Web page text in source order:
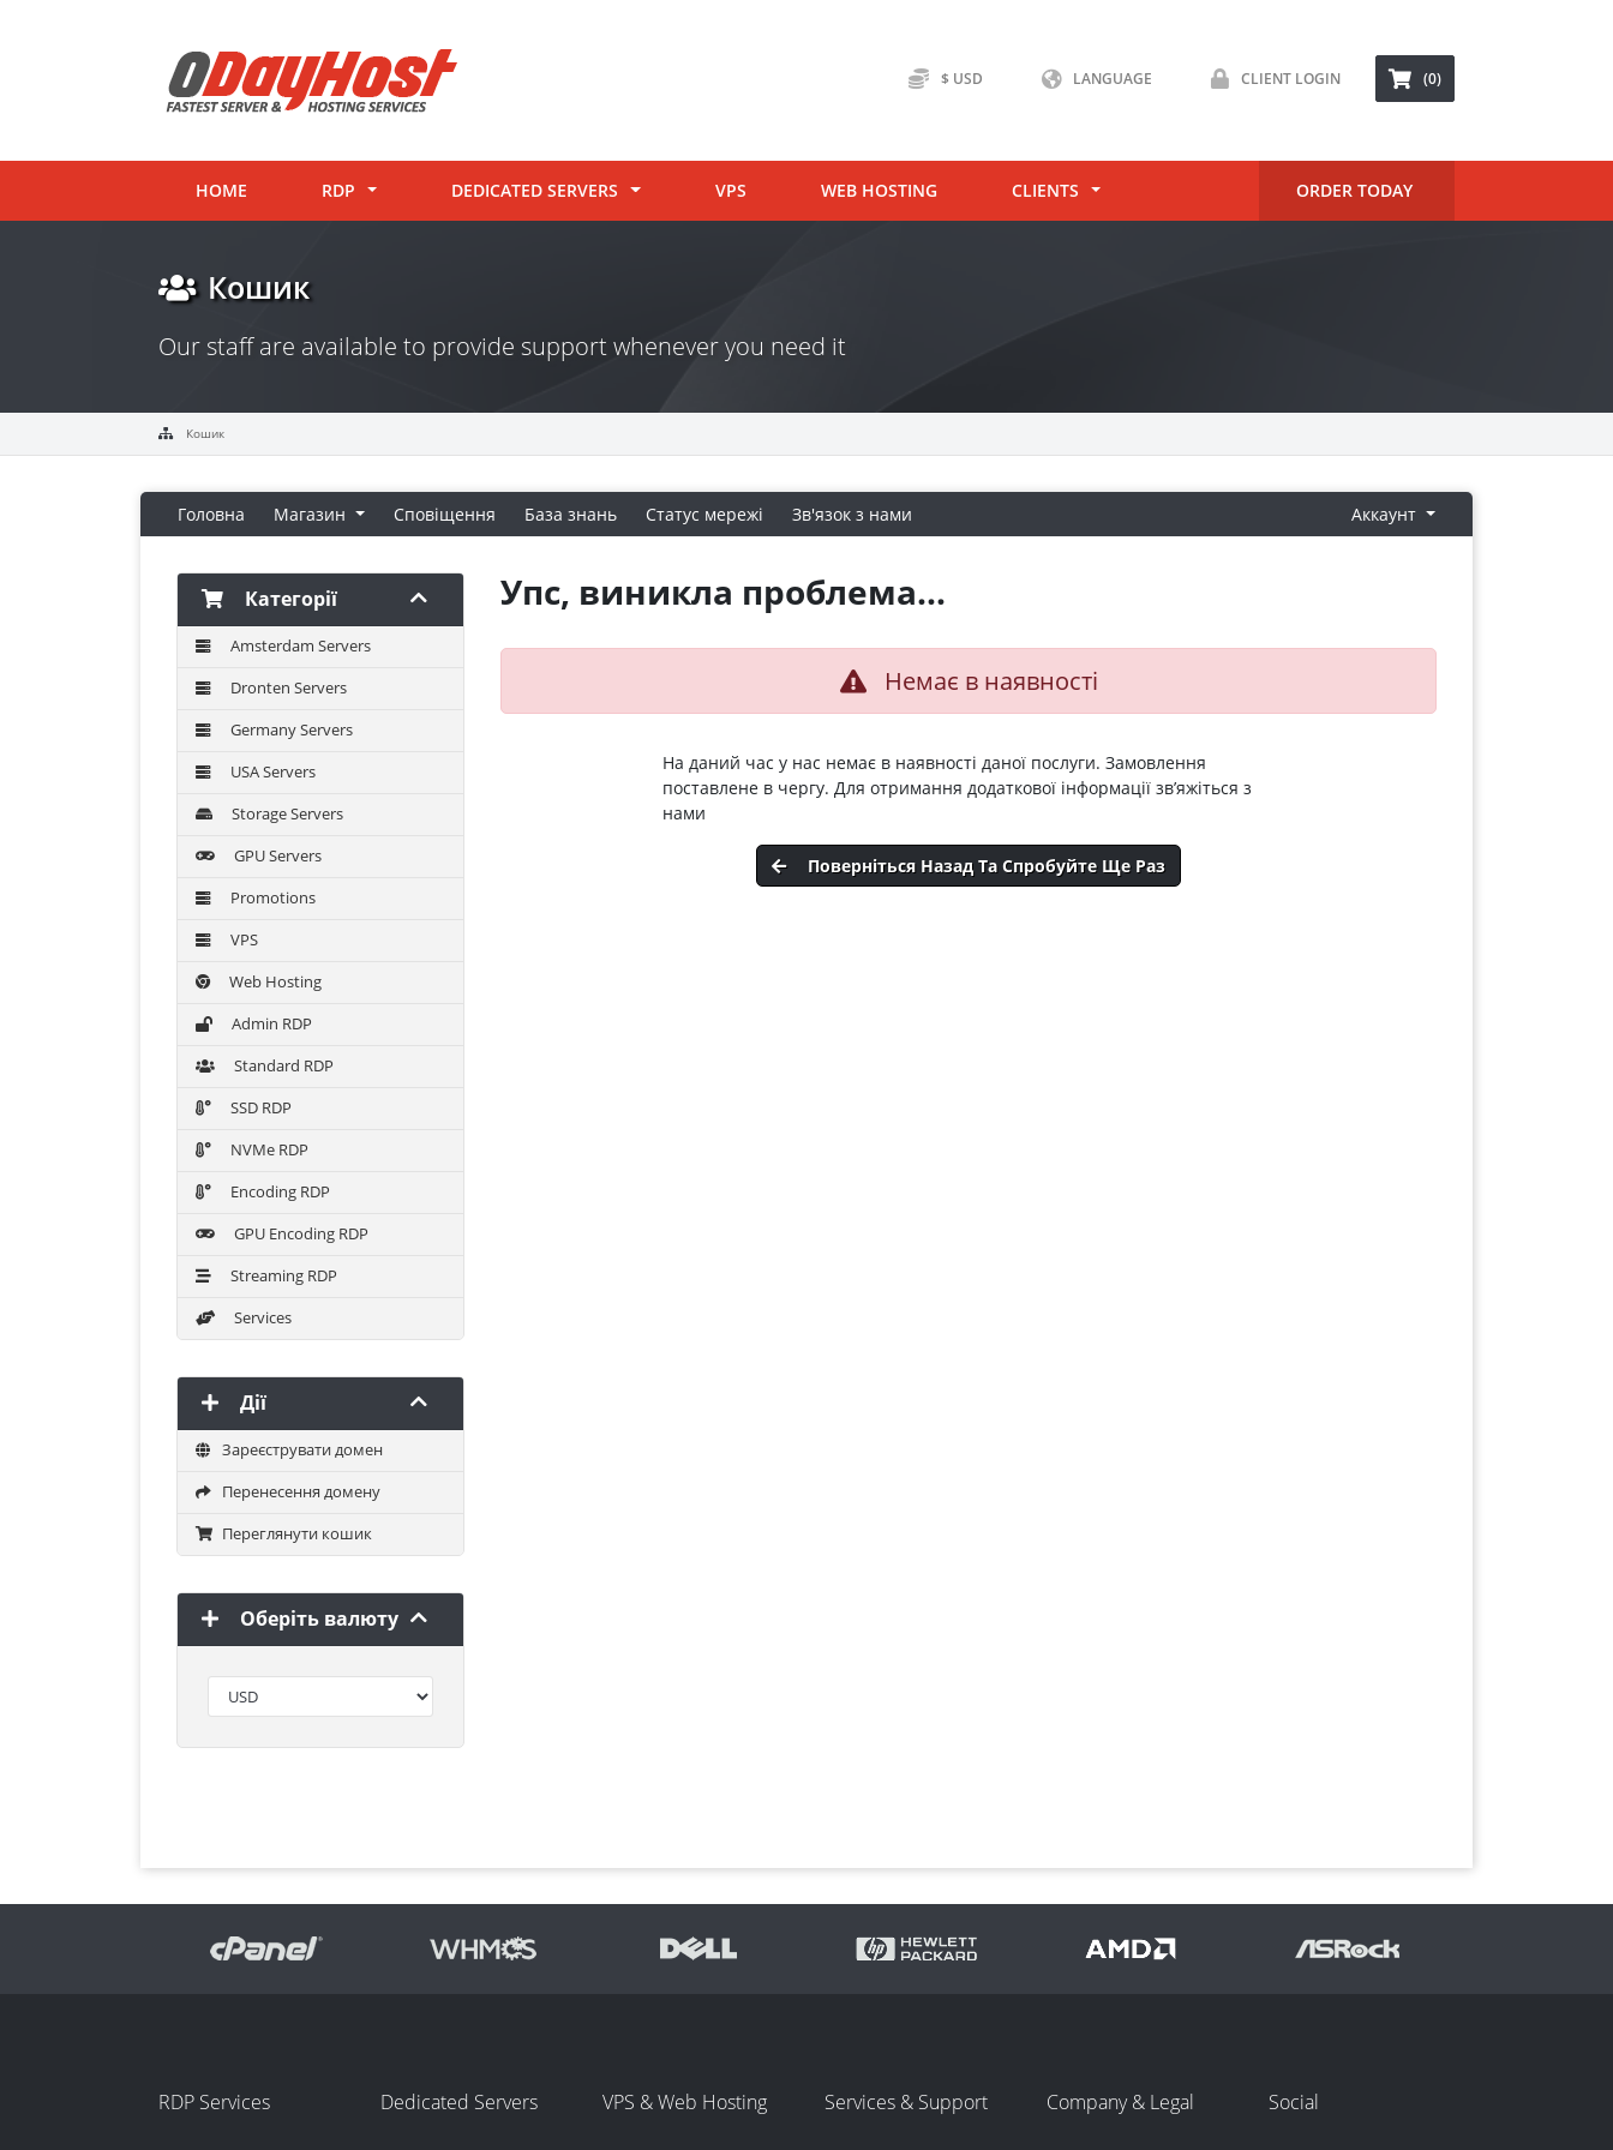
$ USD LANGUAGE CLIENT LOGIN (0)
HOME RDP DEDICATED SERVERS VPS WEB HOSTING CLIENTS ORDER TODAY
Кошик
Our staff are available to provide support whenever you need it
Кошик
Головна Магазин Сповіщення База знань Статус мережі Зв'язок з нами Аккаунт
Категорії
Amsterdam Servers
Dronten Servers
Germany Servers
USA Servers
Storage Servers
GPU Servers
Promotions
VPS
Web Hosting
Admin RDP
Standard RDP
SSD RDP
NVMe RDP
Encoding RDP
GPU Encoding RDP
Streaming RDP
Services
Дії
Зареєструвати домен
Перенесення домену
Переглянути кошик
Оберіть валюту
Упс, виникла проблема...
Немає в наявності
На даний час у нас немає в наявності даної послуги. Замовлення
поставлене в чергу. Для отримання додаткової інформації зв’яжіться з
нами
Поверніться Назад Та Спробуйте Ще Раз
RDP Services Dedicated Servers VPS & Web Hosting Services & Support Company & Legal Social